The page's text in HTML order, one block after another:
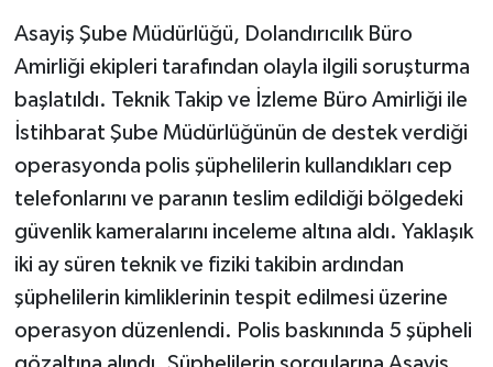
Asayiş Şube Müdürlüğü, Dolandırıcılık Büro
Amirliği ekipleri tarafından olayla ilgili soruşturma
başlatıldı. Teknik Takip ve İzleme Büro Amirliği ile
İstihbarat Şube Müdürlüğünün de destek verdiği
operasyonda polis şüphelilerin kullandıkları cep
telefonlarını ve paranın teslim edildiği bölgedeki
güvenlik kameralarını inceleme altına aldı. Yaklaşık
iki ay süren teknik ve fiziki takibin ardından
şüphelilerin kimliklerinin tespit edilmesi üzerine
operasyon düzenlendi. Polis baskınında 5 şüpheli